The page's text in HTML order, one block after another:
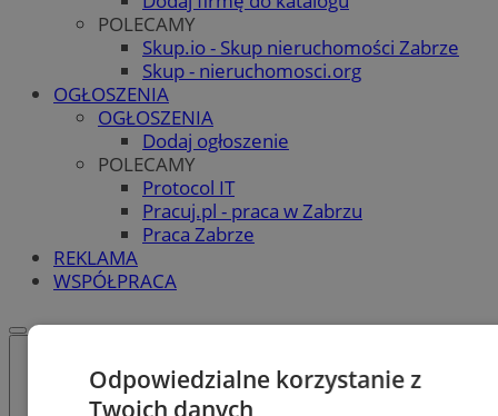
POLECAMY
Skup.io - Skup nieruchomości Zabrze
Skup - nieruchomosci.org
OGŁOSZENIA
OGŁOSZENIA
Dodaj ogłoszenie
POLECAMY
Protocol IT
Pracuj.pl - praca w Zabrzu
Praca Zabrze
REKLAMA
WSPÓŁPRACA
Odpowiedzialne korzystanie z
Twoich danych